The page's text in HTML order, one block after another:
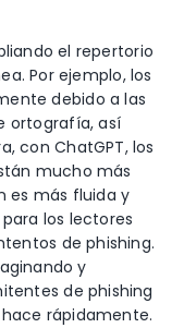
el repertorio
Por ejemplo, los
debido a las
ortografía, así
con ChatGPT, los
mucho más
es más fluida y
los lectores
de phishing.
y
de phishing
rápidamente.